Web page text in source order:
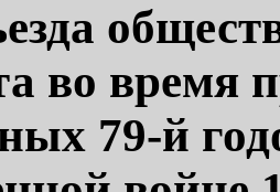
во время
79-й